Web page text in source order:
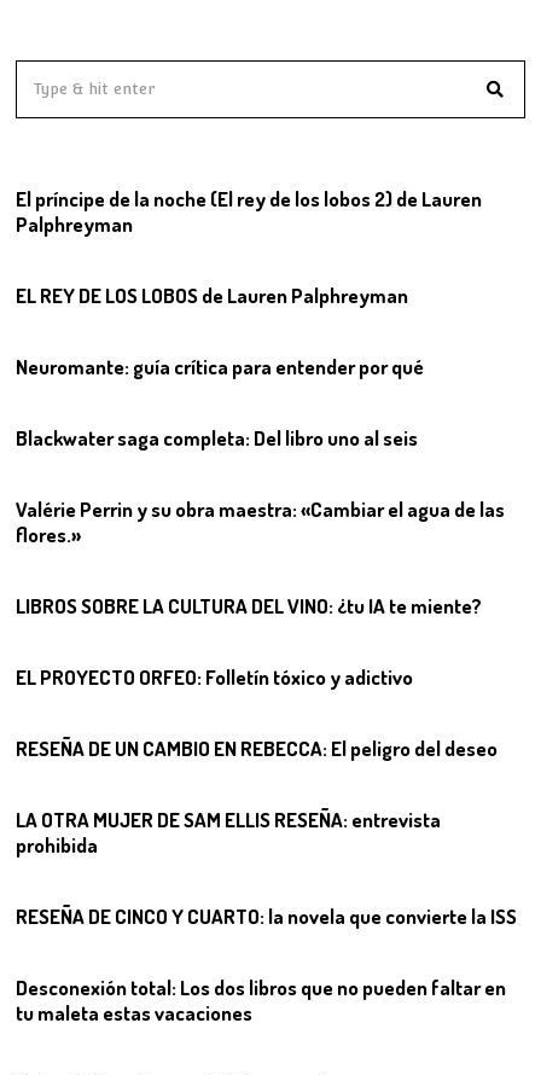
El príncipe de la noche (El rey de los lobos 2) de Lauren
Palphreyman
EL REY DE LOS LOBOS de Lauren Palphreyman
Neuromante: guía crítica para entender por qué
Blackwater saga completa: Del libro uno al seis
Valérie Perrin y su obra maestra: «Cambiar el agua de las
flores.»
LIBROS SOBRE LA CULTURA DEL VINO: ¿tu IA te miente?07
EL PROYECTO ORFEO: Folletín tóxico y adictivo
RESEÑA DE UN CAMBIO EN REBECCA: El peligro del deseo
09
LA OTRA MUJER DE SAM ELLIS RESEÑA: entrevista
prohibida
RESEÑA DE CINCO Y CUARTO: la novela que convierte la ISS
11
Desconexión total: Los dos libros que no pueden faltar en
tu maleta estas vacaciones